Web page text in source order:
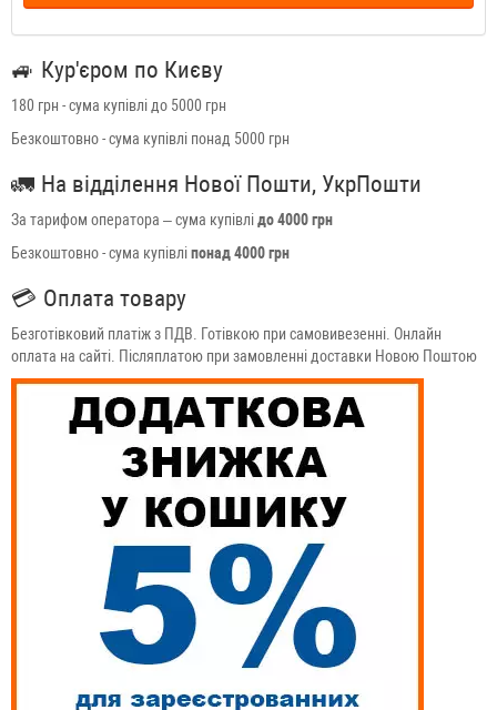
🚙 Кур'єром по Києву
180 грн - сума купівлі до 5000 грн
Безкоштовно - сума купівлі понад 5000 грн
🚛 На відділення Нової Пошти, УкрПошти
За тарифом оператора – сума купівлідо 4000 грн
Безкоштовно - сума купівліпонад 4000 грн
💳 Оплата товару
Безготівковий платіж з ПДВ. Готівкою при самовивезенні. Онлайн
оплата на сайті. Післяплатою при замовленні доставки Новою Поштою